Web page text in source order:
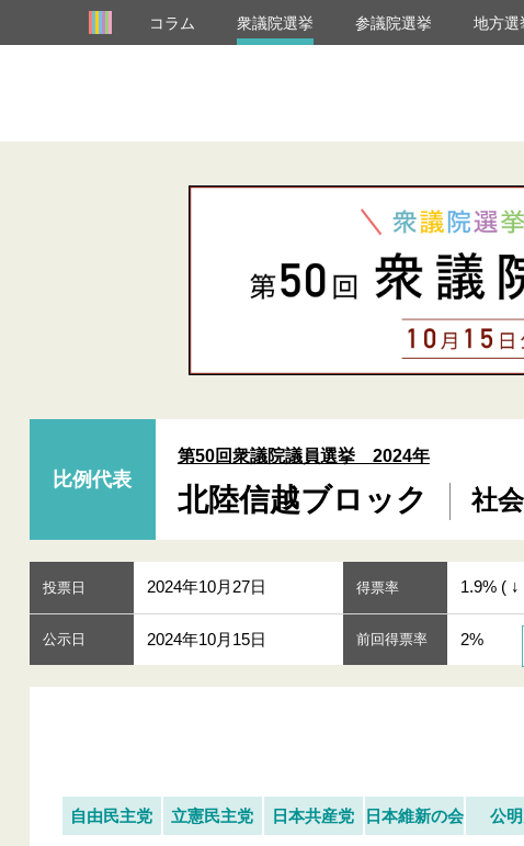
コラム 衆議院選挙 参議院選挙 地方選
比例代表
第50回衆議院議員選挙 2024年
北陸信越ブロック 社
投票日 2024年10月27日 得票率 1.9% ( ↓
公示日 2024年10月15日 前回得票率 2%
自由民主党 立憲民主党 日本共産党 日本維新の会 公